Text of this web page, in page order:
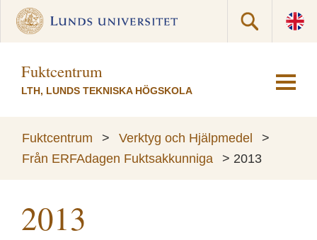
Fuktcentrum
LTH, LUNDS TEKNISKA HÖGSKOLA
Fuktcentrum > Verktyg och Hjälpmedel
>
Från ERFAdagen Fuktsakkunniga
> 2013
2013